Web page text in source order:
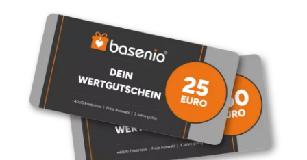
Essen
Flensburg
Frankfurt am Main